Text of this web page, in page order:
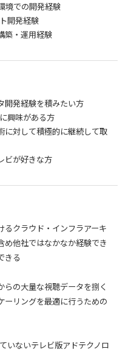
境での開発経験
開発経験
築・運用経験
開発経験を積みたい方
興味がある方
に対して積極的に継続して取
ビが好きな方
クラウド・インフラアーキ
め他社ではなかなか経験でき
きる
の大量な視聴データを捌く
ーリングを最適に行うための
いないテレビ版アドテクノロ